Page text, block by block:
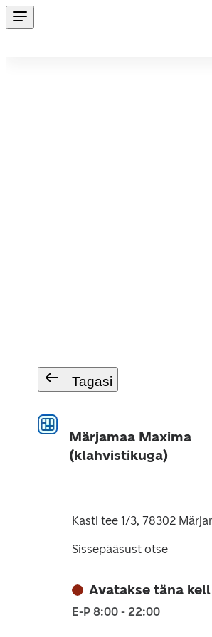
Tagasi
Märjamaa Maxima
(klahvistikuga)
Kasti tee 1/3, 78302
Sissepääsust otse
Avatakse täna
E-P 8:00 - 22:00